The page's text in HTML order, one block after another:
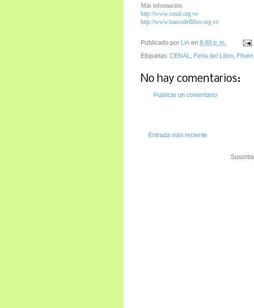
Más información:
http://www.cenal.org.ve
http://www.bancodellibro.org.ve
Publicado por Lin en 9:40 p. m.
Etiquetas: CENAL Feria del Libro
No hay comentarios:
Publicar un comentario
Entrada más reciente